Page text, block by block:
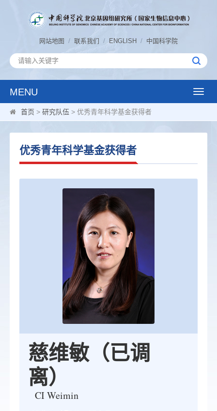
网站地图 / 联系我们 / ENGLISH / 中国科学院
MENU
Toggle
首页 > 研究队伍 > 优秀青年科学基金获得者
优秀青年科学基金获得者
慈维敏（已调
离）
CI Weimin